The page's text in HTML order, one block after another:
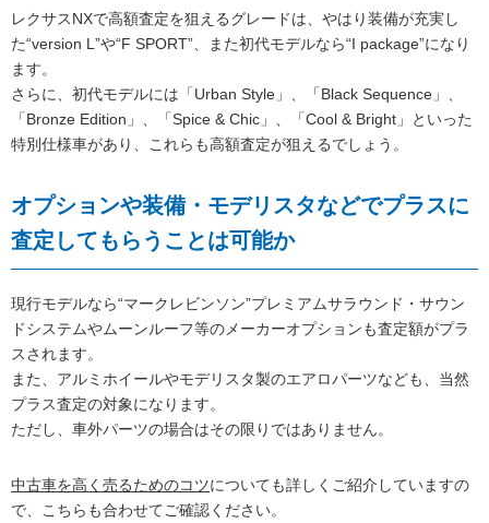
レクサスNXで高額査定を狙えるグレードは、やはり装備が充実し
た“version L”や“F SPORT”、また初代モデルなら“I package”になり
ます。
さらに、初代モデルには「Urban Style」、「Black Sequence」、
「Bronze Edition」、「Spice & Chic」、「Cool & Bright」といった
特別仕様車があり、これらも高額査定が狙えるでしょう。
オプションや装備・モデリスタなどでプラスに
査定してもらうことは可能か
現行モデルなら“マークレビンソン”プレミアムサラウンド・サウン
ドシステムやムーンルーフ等のメーカーオプションも査定額がプラ
スされます。
また、アルミホイールやモデリスタ製のエアロパーツなども、当然
プラス査定の対象になります。
ただし、車外パーツの場合はその限りではありません。
中古車を高く売るためのコツについても詳しくご紹介していますの
で、こちらも合わせてご確認ください。